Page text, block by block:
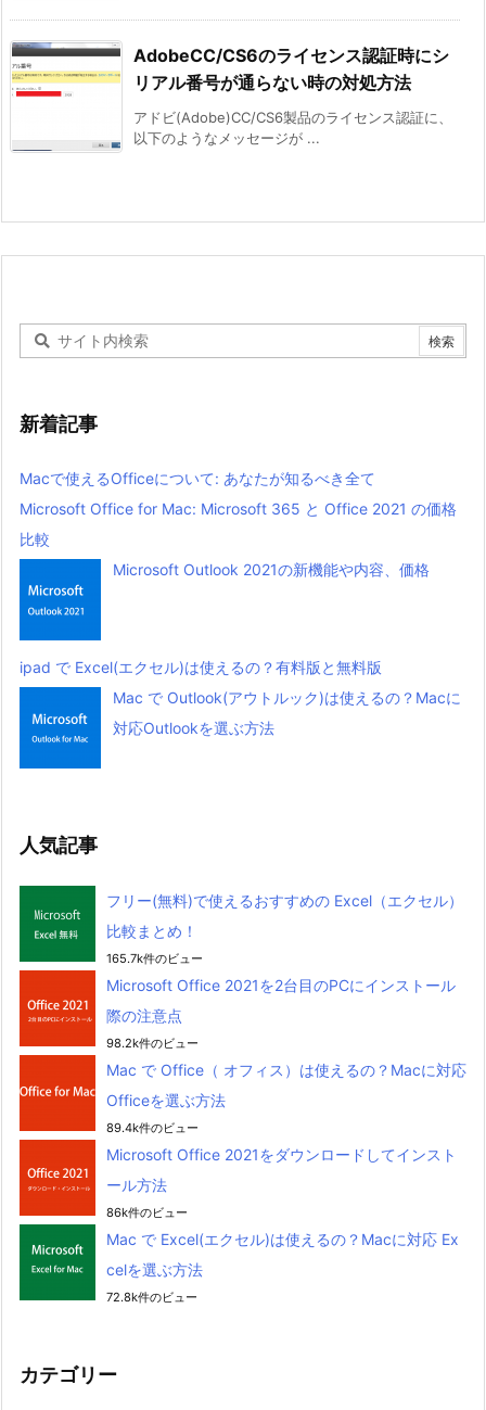
AdobeCC/CS6のライセンス認証時にシ
リアル番号が通らない時の対処方法
アドビ(Adobe)CC/CS6製品のライセンス認証に、
以下のようなメッセージが ...
新着記事
Macで使えるOfficeについて: あなたが知るべき全て
Microsoft Office for Mac: Microsoft 365 と Office 2021 の価格
比較
Microsoft Outlook 2021の新機能や内容、価格
ipad で Excel(エクセル)は使えるの？有料版と無料版
Mac で Outlook(アウトルック)は使えるの？Macに
対応Outlookを選ぶ方法
人気記事
フリー(無料)で使えるおすすめの Excel（エクセル）
比較まとめ！
165.7k件のビュー
Microsoft Office 2021を2台目のPCにインストール
際の注意点
98.2k件のビュー
Mac で Office（ オフィス）は使えるの？Macに対応
Officeを選ぶ方法
89.4k件のビュー
Microsoft Office 2021をダウンロードしてインスト
ール方法
86k件のビュー
Mac で Excel(エクセル)は使えるの？Macに対応 Ex
celを選ぶ方法
72.8k件のビュー
カテゴリー